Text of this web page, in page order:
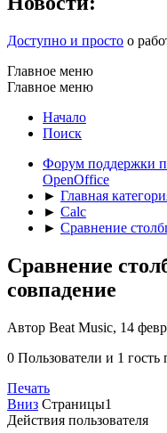
Доступно и просто о
Главное меню
Главное меню
Начало
Поиск
Форум поддержки
OpenOffice
► Главная
► Calc
► Сравнение
Сравнение
совпадение
Автор Beat Music, 14
0 Пользователи и 1 гость
Печать
Вниз Страницы1
Действия пользователя